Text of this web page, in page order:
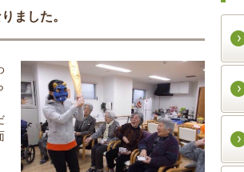
ました。